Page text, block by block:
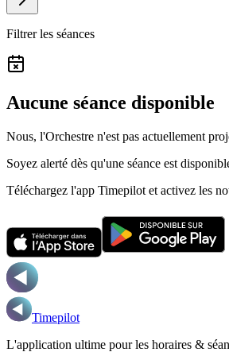
Filtrer les séances
Aucune séance disponible
Nous, l'Orchestre n'est pas actuellement
Soyez alerté dès qu'une séance est
Téléchargez l'app Timepilot et activez les
Timepilot
L'application ultime pour les horaires &